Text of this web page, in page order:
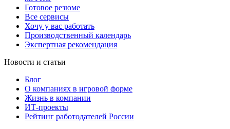
Готовое резюме
Все сервисы
Хочу у вас работать
Производственный календарь
Экспертная рекомендация
Новости и статьи
Блог
О компаниях в игровой форме
Жизнь в компании
ИТ-проекты
Рейтинг работодателей России